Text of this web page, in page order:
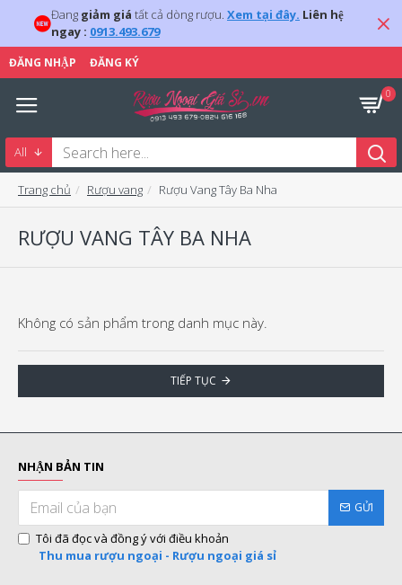
Đang giảm giá tất cả dòng rượu. Xem tại đây. Liên hệ
ngay : 0913.493.679
ĐĂNG NHẬP ĐĂNG KÝ
0
All
Trang chủ Rượu vang Rượu Vang Tây Ba Nha
RƯỢU VANG TÂY BA NHA
Không có sản phẩm trong danh mục này.
TIẾP TỤC
NHẬN BẢN TIN
GỬI
Tôi đã đọc và đồng ý với điều khoản
Thu mua rượu ngoại - Rượu ngoại giá sỉ